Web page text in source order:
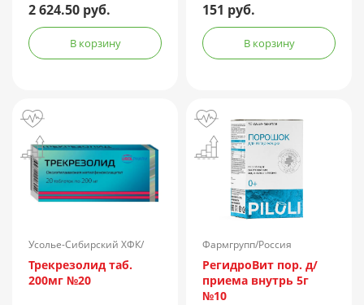
2 624.50 руб.
В корзину
151 руб.
В корзину
Усолье-Сибирский ХФК/
Россия
Трекрезолид таб.
200мг №20
Фармгрупп/Россия
РегидроВит пор. д/
приема внутрь 5г
№10